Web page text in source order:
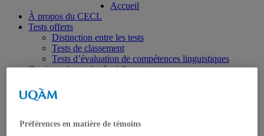
Accueil
À propos du CECL
Tests offerts
Distinction entre les tests
Tests de classement
Tests d’évaluation de compétences linguistiques
Quoi savoir, quoi prévoir?
Horaire de passation
Dates importantes
Règlements
Préférences en matière de témoins